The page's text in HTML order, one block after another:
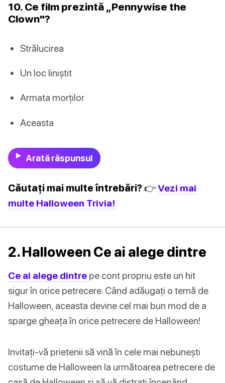
10. Ce film prezintă „Pennywise the
Clown"?
Strălucirea
Un loc liniștit
Armata morților
Aceasta
Arată răspunsul
Căutați mai multe întrebări? 👉 Vezi mai
multe Halloween Trivia!
2. Halloween Ce ai alege dintre
Ce ai alege dintre pe cont propriu este un hit
sigur în orice petrecere. Când adăugați o temă de
Halloween, aceasta devine cel mai bun mod de a
sparge gheața în orice petrecere de Halloween!
Invitați-vă prietenii să vină în cele mai nebunești
costume de Halloween la următoarea petrecere de